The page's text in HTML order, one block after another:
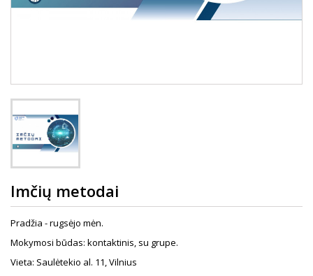
Imčių metodai
Pradžia - rugsėjo mėn.
Mokymosi būdas: kontaktinis, su grupe.
Vieta: Saulėtekio al. 11, Vilnius